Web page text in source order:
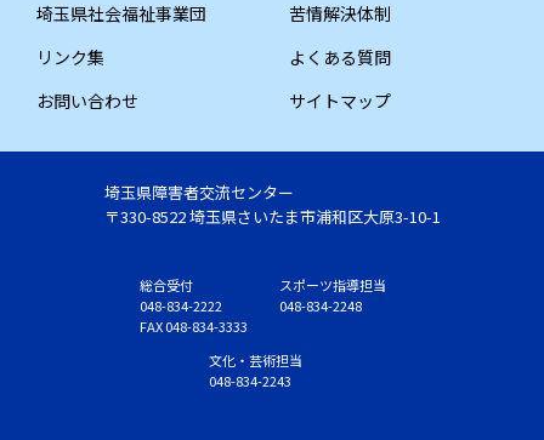
埼玉県社会福祉事業団
苦情解決体制
リンク集
よくある質問
お問い合わせ
サイトマップ
埼玉県障害者交流センター
〒330-8522 埼玉県さいたま市浦和区大原3-10-1
総合受付
048-834-2222
FAX 048-834-3333
スポーツ指導担当
048-834-2248
文化・芸術担当
048-834-2243